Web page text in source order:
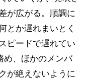
が広がる。順調に
とか遅れまいとく
ピードで遅れてい
、ほかのメンバ
が絶えないように